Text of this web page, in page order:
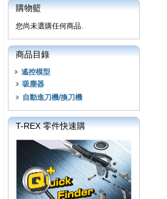
購物籃
您尚未選購任何商品.
商品目錄
遙控模型
吸塵器
自動進刀機/換刀機
T-REX 零件快速購